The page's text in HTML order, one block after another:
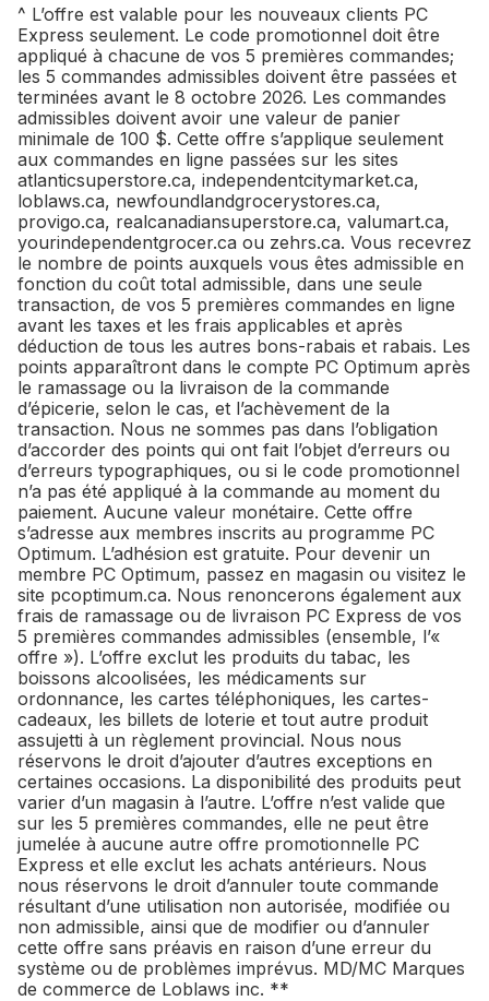
^ L’offre est valable pour les nouveaux clients PC
Express seulement. Le code promotionnel doit être
appliqué à chacune de vos 5 premières commandes;
les 5 commandes admissibles doivent être passées et
terminées avant le 8 octobre 2026. Les commandes
admissibles doivent avoir une valeur de panier
minimale de 100 $. Cette offre s’applique seulement
aux commandes en ligne passées sur les sites
atlanticsuperstore.ca, independentcitymarket.ca,
loblaws.ca, newfoundlandgrocerystores.ca,
provigo.ca, realcanadiansuperstore.ca, valumart.ca,
yourindependentgrocer.ca ou zehrs.ca. Vous recevrez
le nombre de points auxquels vous êtes admissible en
fonction du coût total admissible, dans une seule
transaction, de vos 5 premières commandes en ligne
avant les taxes et les frais applicables et après
déduction de tous les autres bons-rabais et rabais. Les
points apparaîtront dans le compte PC Optimum après
le ramassage ou la livraison de la commande
d’épicerie, selon le cas, et l’achèvement de la
transaction. Nous ne sommes pas dans l’obligation
d’accorder des points qui ont fait l’objet d’erreurs ou
d’erreurs typographiques, ou si le code promotionnel
n’a pas été appliqué à la commande au moment du
paiement. Aucune valeur monétaire. Cette offre
s’adresse aux membres inscrits au programme PC
Optimum. L’adhésion est gratuite. Pour devenir un
membre PC Optimum, passez en magasin ou visitez le
site pcoptimum.ca. Nous renoncerons également aux
frais de ramassage ou de livraison PC Express de vos
5 premières commandes admissibles (ensemble, l’«
offre »). L’offre exclut les produits du tabac, les
boissons alcoolisées, les médicaments sur
ordonnance, les cartes téléphoniques, les cartes-
cadeaux, les billets de loterie et tout autre produit
assujetti à un règlement provincial. Nous nous
réservons le droit d’ajouter d’autres exceptions en
certaines occasions. La disponibilité des produits peut
varier d’un magasin à l’autre. L’offre n’est valide que
sur les 5 premières commandes, elle ne peut être
jumelée à aucune autre offre promotionnelle PC
Express et elle exclut les achats antérieurs. Nous
nous réservons le droit d’annuler toute commande
résultant d’une utilisation non autorisée, modifiée ou
non admissible, ainsi que de modifier ou d’annuler
cette offre sans préavis en raison d’une erreur du
système ou de problèmes imprévus. MD/MC Marques
de commerce de Loblaws inc. **